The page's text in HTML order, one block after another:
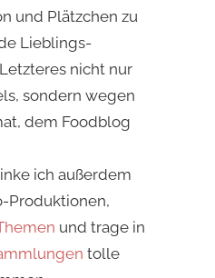
und Plätzchen zu
Lieblings-
nicht nur
sondern wegen
dem Foodblog
ich außerdem
Produktionen,
und trage in
tolle